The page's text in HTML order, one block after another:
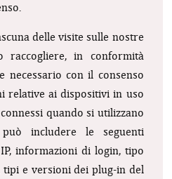
delle visite sulle nostre
raccogliere, in conformità
necessario con il consenso
relative ai dispositivi in uso
quando si utilizzano
includere le seguenti
informazioni di login, tipo
e versioni dei plug-in del